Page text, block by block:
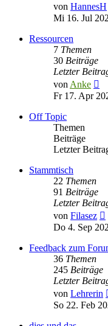
von HannesH
Mi 16. Jul
Ressourcen
7 Themen
30 Beiträge
Letzter
von Anke
Fr 17. Apr
Off Topic
Themen
Beiträge
Letzter
Stammtisch
22 Themen
91 Beiträge
Letzter
von Filasez
Do 4. Sep
Feedback zum
36 Themen
245 Beiträge
Letzter
von Lehrerin
So 22. Feb